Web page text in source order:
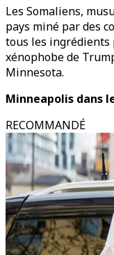
Les Somaliens,
pays miné par des
tous les
xénophobe de
Minnesota.
Minneapolis dans
RECOMMANDÉ